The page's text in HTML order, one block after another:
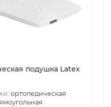
подушка Latex
ортопедическая